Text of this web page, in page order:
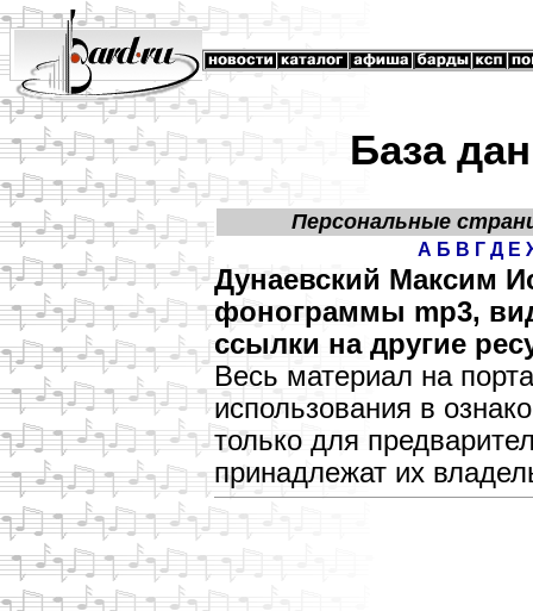
База
Персональные
А Б В Г Д Е
Дунаевский Максим
фонограммы mp3,
ссылки на другие
Весь материал на
использования в
только для
принадлежат их